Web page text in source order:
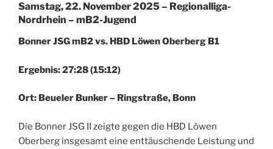
Samstag, 22. November 2025 – Regionalliga-
Nordrhein – mB2-Jugend
Bonner JSG mB2 vs. HBD Löwen Oberberg B1
Ergebnis: 27:28 (15:12)
Ort: Beueler Bunker – Ringstraße, Bonn
Die Bonner JSG II zeigte gegen die HBD Löwen
Oberberg insgesamt eine enttäuschende Leistung und